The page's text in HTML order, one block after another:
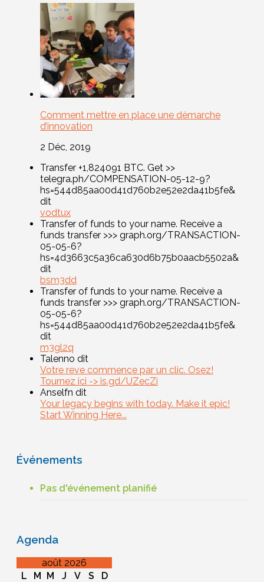
Comment mettre en place une démarche
d’innovation
2 Déc, 2019
Transfer +1,824091 BTC. Get >>
telegra.ph/COMPENSATION-05-12-9?
hs=544d85aa00d41d760b2e52e2da41b5fe&
dit
vodtux
Transfer of funds to your name. Receive a
funds transfer >>> graph.org/TRANSACTION-
05-05-6?
hs=4d3663c5a36ca630d6b75b0aacb5502a&
dit
bsm3dd
Transfer of funds to your name. Receive a
funds transfer >>> graph.org/TRANSACTION-
05-05-6?
hs=544d85aa00d41d760b2e52e2da41b5fe&
dit
m3gl2q
Talenno dit
Votre reve commence par un clic. Osez!
Tournez ici -> is.gd/UZecZi
Anselfn dit
Your legacy begins with today. Make it epic!
Start Winning Here...
Événements
Pas d'événement planifié
Agenda
août 2026
L
M M J V S
D